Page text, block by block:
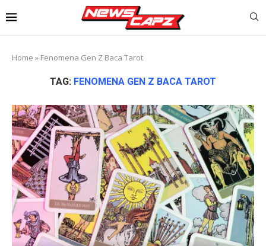
Home » Fenomena Gen Z Baca Tarot
TAG: FENOMENA GEN Z BACA TAROT